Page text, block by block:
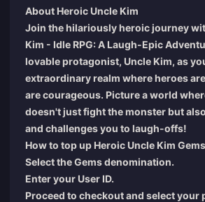
About Heroic Uncle Kim
Join the hilariously heroic journey
Kim - Idle RPG: A Laugh-Epic
lovable protagonist, Uncle Kim, as
extraordinary realm where heroes
are courageous. Picture a world
doesn't just fight the monster but
and challenges you to laugh-offs!
How to top up Heroic Uncle Kim
Select the Gems denomination.
Enter your User ID.
Proceed to checkout and select your